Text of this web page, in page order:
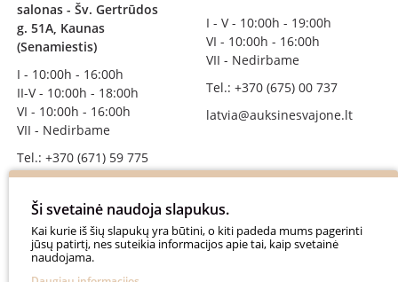
salonas - Šv. Gertrūdos
g. 51A, Kaunas
(Senamiestis)
I - 10:00h - 16:00h
II-V - 10:00h - 18:00h
VI - 10:00h - 16:00h
VII - Nedirbame
Tel.: +370 (671) 59 775
SEKITE MUS
auksinesvajone
I - V - 10:00h - 19:00h
VI - 10:00h - 16:00h
VII - Nedirbame
Tel.: +370 (675) 00 737
latvia@auksinesvajone.lt
Ši svetainė naudoja slapukus.
Kai kurie iš šių slapukų yra būtini, o kiti padeda mums pagerinti
jūsų patirtį, nes suteikia informacijos apie tai, kaip svetainė
naudojama.